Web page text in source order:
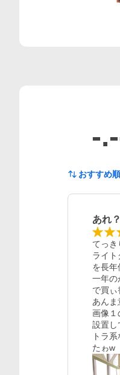
-
おすすめ順
あれ？
てっき
ライ
を長年
一年の
で買ぃ
あんま
画像１
設置し
トラ
たゎw